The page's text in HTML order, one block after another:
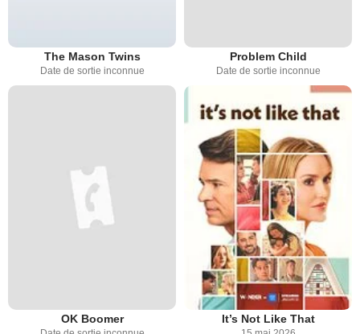
The Mason Twins
Date de sortie inconnue
Problem Child
Date de sortie inconnue
OK Boomer It’s Not Like That